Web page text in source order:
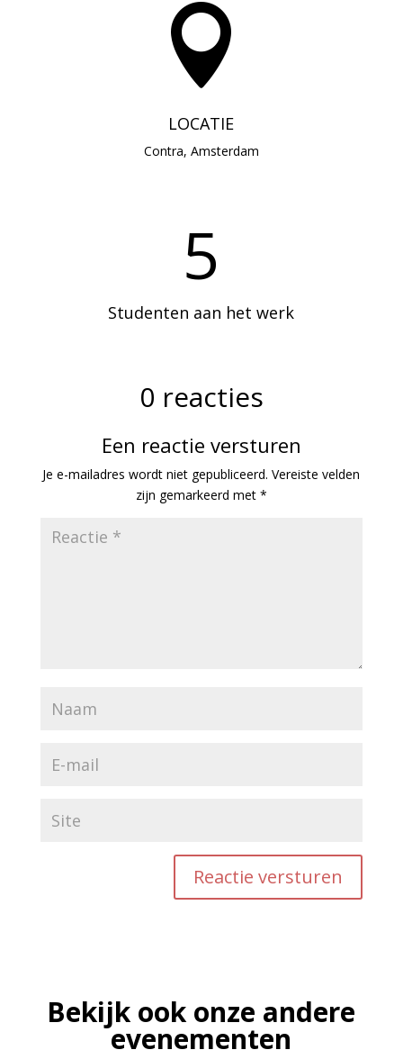

LOCATIE
Contra, Amsterdam
5
Studenten aan het werk
0 reacties
Een reactie versturen
Je e-mailadres wordt niet gepubliceerd. Vereiste velden
zijn gemarkeerd met *
Reactie versturen
Bekijk ook onze andere
evenementen